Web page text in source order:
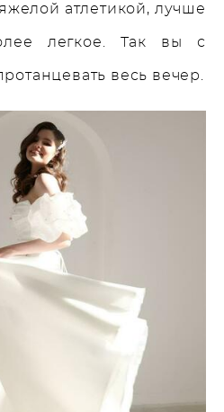
атлетикой, лучше
легкое. Так вы с
весь вечер.